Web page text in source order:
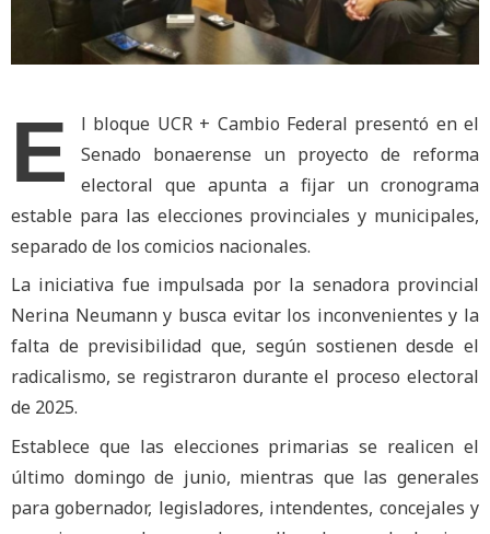
E
l bloque UCR + Cambio Federal presentó en el
Senado bonaerense un proyecto de reforma
electoral que apunta a fijar un cronograma
estable para las elecciones provinciales y municipales,
separado de los comicios nacionales.
La iniciativa fue impulsada por la senadora provincial
Nerina Neumann y busca evitar los inconvenientes y la
falta de previsibilidad que, según sostienen desde el
radicalismo, se registraron durante el proceso electoral
de 2025.
Establece que las elecciones primarias se realicen el
último domingo de junio, mientras que las generales
para gobernador, legisladores, intendentes, concejales y